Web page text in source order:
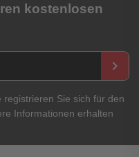
kostenlosen
keyboard_arrow_right
Sie sich für den
Informationen erhalten